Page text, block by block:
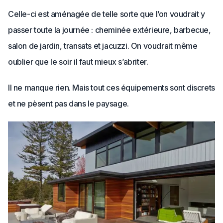
Celle-ci est aménagée de telle sorte que l’on voudrait y
passer toute la journée : cheminée extérieure, barbecue,
salon de jardin, transats et jacuzzi. On voudrait même
oublier que le soir il faut mieux s’abriter.
Il ne manque rien. Mais tout ces équipements sont discrets
et ne pèsent pas dans le paysage.